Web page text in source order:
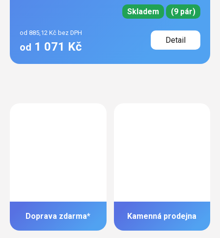
Skladem (9 pár)
od 885,12 Kč bez DPH
od 1 071 Kč Detail
Doprava zdarma* Kamenná prodejna